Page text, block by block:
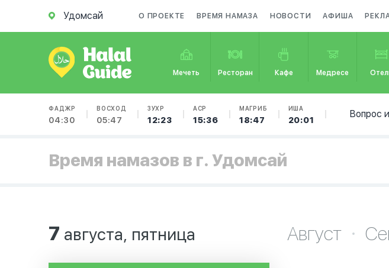
Удомсай О ПРОЕКТЕ ВРЕМЯ НАМАЗА НОВОСТИ АФИША
Мечеть Ресторан Кафе Медресе
ФАДЖР
04:30
ВОСХОД
05:47
ЗУХР
12:23
АСР
15:36
МАГРИБ
18:47
ИША
20:01
Вопрос
Время намазов в г. Удомсай
7 августа, пятница Август